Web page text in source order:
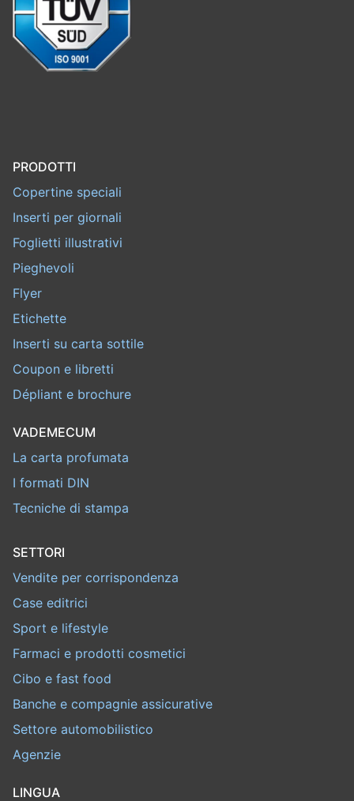
PRODOTTI
Copertine speciali
Inserti per giornali
Foglietti illustrativi
Pieghevoli
Flyer
Etichette
Inserti su carta sottile
Coupon e libretti
Dépliant e brochure
VADEMECUM
La carta profumata
I formati DIN
Tecniche di stampa
SETTORI
Vendite per corrispondenza
Case editrici
Sport e lifestyle
Farmaci e prodotti cosmetici
Cibo e fast food
Banche e compagnie assicurative
Settore automobilistico
Agenzie
LINGUA